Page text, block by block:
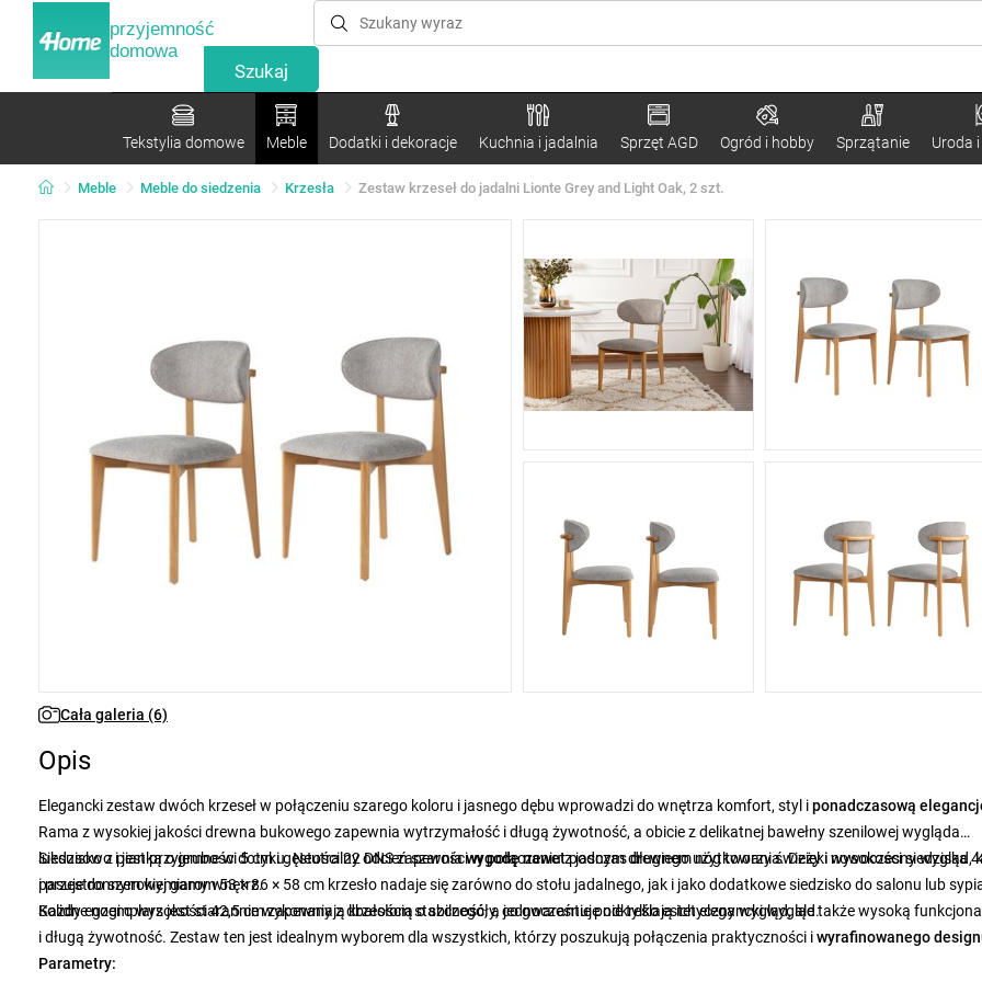
przyjemność
domowa
Tekstylia domowe Meble Dodatki i dekoracje Kuchnia i jadalnia Sprzęt AGD Ogród i hobby Sprzątanie Uroda
Meble Meble do siedzenia Krzesła Zestaw krzeseł do jadalni Lionte Grey and Light Oak, 2 szt.
Cała galeria (6)
Opis
Elegancki zestaw dwóch krzeseł w połączeniu szarego koloru i jasnego dębu wprowadzi do wnętrza komfort, styl iponadczasową
Rama z wysokiej jakości drewna bukowego zapewnia wytrzymałość i długą żywotność, a obicie z delikatnej bawełny szenilowej wygląda
luksusowo i jest przyjemne w dotyku. Neutralny odcień szarości w połączeniu z jasnym drewnem nóg tworzy świeży i nowoczesny wygląd,
pasuje do szerokiej gamy wnętrz.
Siedzisko z pianką o grubości 5 cm i gęstości 22 DNS zapewniawygodę nawetpodczas długiego użytkowania. Dzięki wysokości siedziska
i przestronnym wymiarom 53 × 86 × 58 cm krzesło nadaje się zarówno do stołu jadalnego, jak i jako dodatkowe siedzisko do salonu lub
Solidne nogi o wysokości 42,5 cm zapewniają krzesłom stabilność, a jednocześnie podkreślają ich elegancki wygląd.
Każdy egzemplarz jest starannie wykonany z dbałością o szczegóły, co gwarantuje nie tylko estetyczny wygląd, ale także wysoką
i długą żywotność. Zestaw ten jest idealnym wyborem dla wszystkich, którzy poszukują połączenia praktyczności iwyrafinowanego
Parametry: